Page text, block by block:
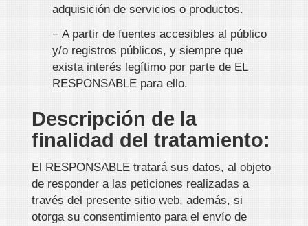
adquisición de servicios o productos.
− A partir de fuentes accesibles al público
y/o registros públicos, y siempre que
exista interés legítimo por parte de EL
RESPONSABLE para ello.
Descripción de la
finalidad del tratamiento:
El RESPONSABLE tratará sus datos, al objeto
de responder a las peticiones realizadas a
través del presente sitio web, además, si
otorga su consentimiento para el envío de